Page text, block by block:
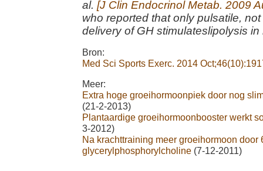
al. [J Clin Endocrinol Metab. 2009
who reported that only pulsatile,
delivery of GH stimulateslipolysis in
Bron:
Med Sci Sports Exerc. 2014
Meer:
Extra hoge groeihormoonpiek door nog
(21-2-2013)
Plantaardige groeihormoonbooster werkt
3-2012)
Na krachttraining meer groeihormoon door
glycerylphosphorylcholine (7-12-2011)